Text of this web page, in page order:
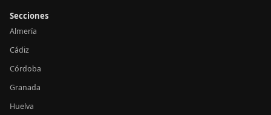
Secciones
Almería
Cádiz
Córdoba
Granada
Huelva